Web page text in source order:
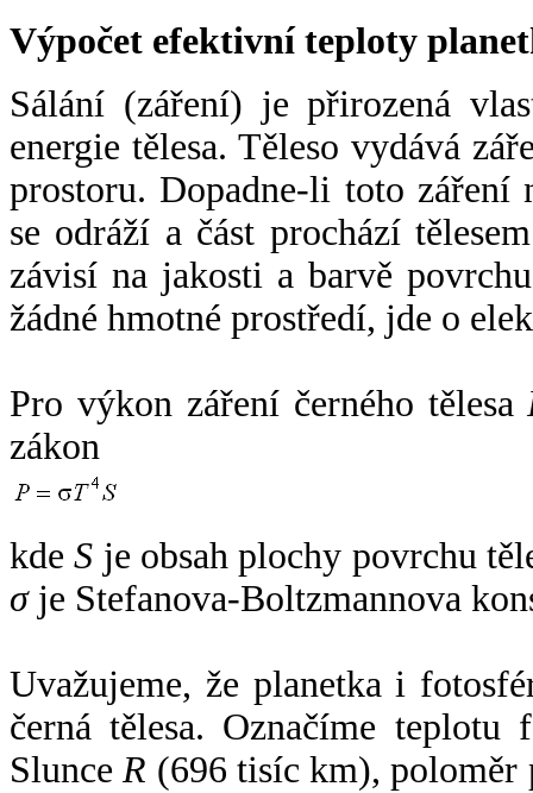
Výpočet efektivní teploty
Sálání (záření) je přirozená
energie tělesa. Těleso vydává
prostoru. Dopadne-li toto záření
se odráží a část prochází
závisí na jakosti a barvě
žádné hmotné prostředí, jde o
Pro výkon záření černého tělesa
zákon
kdeS je obsah plochy povrchu
σje Stefanova-Boltzmannova
Uvažujeme, že planetka i
černá tělesa. Označíme
SlunceR (696 tisíc km),